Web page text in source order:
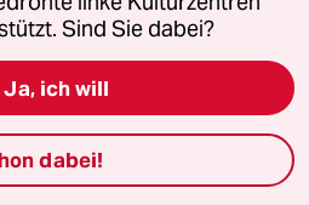
Impressum AGB
widerrufen (Ads)
Sind Sie dabei?
Ja, ich will
dabei!